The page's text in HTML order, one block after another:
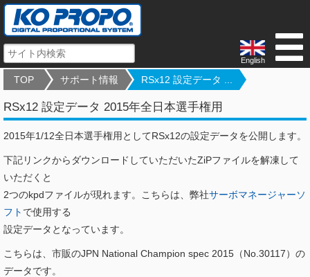
English
TOP サポート情報 RSx12 設定データ ...
RSx12 設定データ 2015年全日本選手権用
2015年1/12全日本選手権用としてRSx12の設定データを公開します。
下記リンクからダウンロードしていただいたZiPファイルを解凍して
いただくと
2つのkpdファイルが現れます。こちらは、弊社サーボマネージャーソ
フト で使用する
設定データとなっています。
こちらは、市販のJPN National Champion spec 2015（No.30117）の
データです。